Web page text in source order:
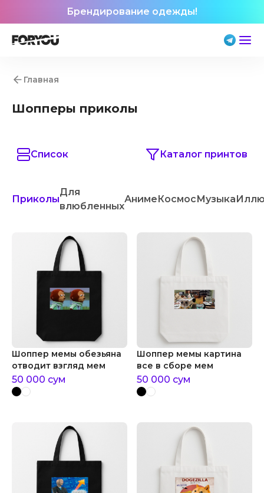
Брендирование одежды!
Главная
Шопперы приколы
Список Каталог принтов
Приколы
Для
влюбленных
АнимеКосмосМузыка
Шоппер мемы обезьяна
отводит взгляд мем
50 000 сум
Шоппер мемы картина
все в сборе мем
50 000 сум